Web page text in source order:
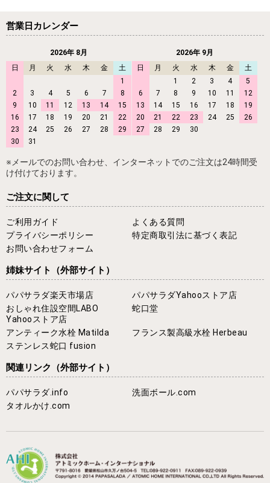
営業日カレンダー
2026年 8月
日
月 火 水 木 金
土
1
2
3 4 5 6 7
8
9
10 11 12 13 14
15
16
17 18 19 20 21
22
23
24 25 26 27 28
29
30
31
2026年 9月
日
月 火 水 木 金
土
1
2 3 4
5
6
7 8 9 10 11
12
13
14 15 16 17 18
19
20
21 22 23 24 25
26
27
28 29 30
※メールでのお問い合わせ、インターネットでのご注文は24時間受
け付けております。
ご注文に関して
ご利用ガイド
よくある質問
プライバシーポリシー
特定商取引法に基づく表記
お問い合わせフォーム
姉妹サイト （外部サイト）
パパサラダ楽天市場店
パパサラダYahooストア店
おしゃれ住設空間LABO
Yahooストア店
蛇口堂
アンティーク水栓 Matilda
フランス製高級水栓 Herbeau
ステンレス蛇口 fusion
関連リンク （外部サイト）
パパサラダ.info
洗面ボール.com
タオルかけ.com